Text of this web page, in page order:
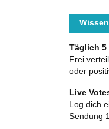
Täglich 5
Frei
oder
Live
Log dich
Sendung